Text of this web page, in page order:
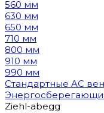
560 мм
630 мм
650 мм
710 мм
800 мм
910 мм
990 мм
Стандартные AC
Ziehl-abegg